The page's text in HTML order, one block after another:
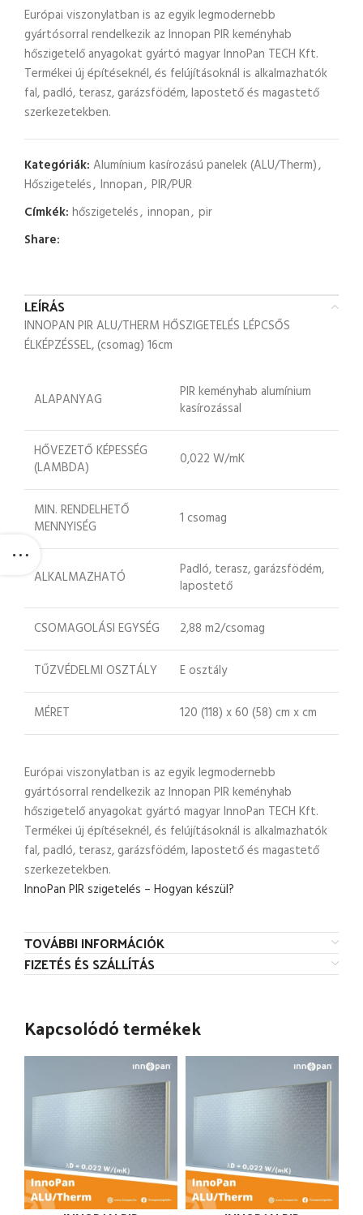
Európai viszonylatban is az egyik legmodernebb
gyártósorral rendelkezik az Innopan PIR keményhab
hőszigetelő anyagokat gyártó magyar InnoPan TECH Kft.
Termékei új építéseknél, és felújításoknál is alkalmazhatók
fal, padló, terasz, garázsfödém, lapostető és magastető
szerkezetekben.
Kategóriák: Alumínium kasírozású panelek (ALU/Therm),
Hőszigetelés, Innopan, PIR/PUR
Címkék: hőszigetelés, innopan, pir
Share:
LEÍRÁS
INNOPAN PIR ALU/THERM HŐSZIGETELÉS LÉPCSŐS
ÉLKÉPZÉSSEL, (csomag) 16cm
ALAPANYAG
PIR keményhab alumínium
kasírozással
HŐVEZETŐ KÉPESSÉG
(LAMBDA)
0,022 W/mK
MIN. RENDELHETŐ
MENNYISÉG
1 csomag
ALKALMAZHATÓ
Padló, terasz, garázsfödém,
lapostető
CSOMAGOLÁSI EGYSÉG 2,88 m2/csomag
TŰZVÉDELMI OSZTÁLY E osztály
MÉRET 120 (118) x 60 (58) cm x cm
Európai viszonylatban is az egyik legmodernebb
gyártósorral rendelkezik az Innopan PIR keményhab
hőszigetelő anyagokat gyártó magyar InnoPan TECH Kft.
Termékei új építéseknél, és felújításoknál is alkalmazhatók
fal, padló, terasz, garázsfödém, lapostető és magastető
szerkezetekben.
InnoPan PIR szigetelés – Hogyan készül?
TOVÁBBI INFORMÁCIÓK
FIZETÉS ÉS SZÁLLÍTÁS
Kapcsolódó termékek